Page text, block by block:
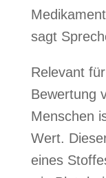
sagt
Relevant
Bewertung
Menschen
Wert.
eines